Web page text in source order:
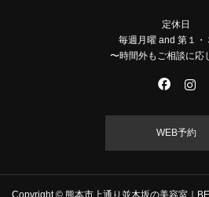
定休日
毎週月曜 and 第１・
〜時間外もご相談に応
WEB予約